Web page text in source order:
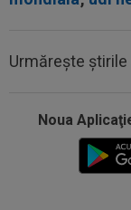
Urmărește
Noua
09:48
Giovanni